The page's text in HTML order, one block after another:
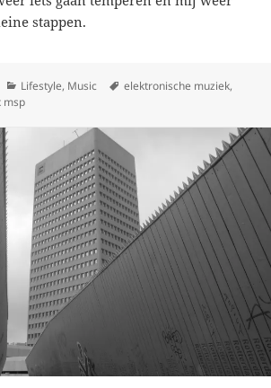
stappen.
Categorieën
Lifestyle, Music Tags
elektronische muziek,
msp